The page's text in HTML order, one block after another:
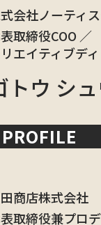
会社ノーティ
取締役COO ／
エイティブデ
トウ シ
PROFILE
商店株式会社
取締役兼プロ